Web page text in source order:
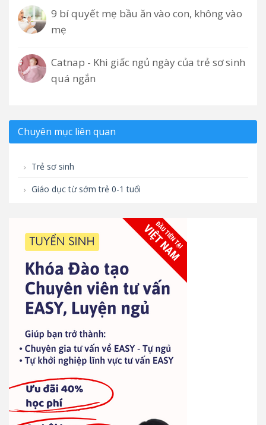
9 bí quyết mẹ bầu ăn vào con, không vào
mẹ
Catnap - Khi giấc ngủ ngày của trẻ sơ sinh
quá ngắn
Chuyên mục liên quan
Trẻ sơ sinh
Giáo dục từ sớm trẻ 0-1 tuổi